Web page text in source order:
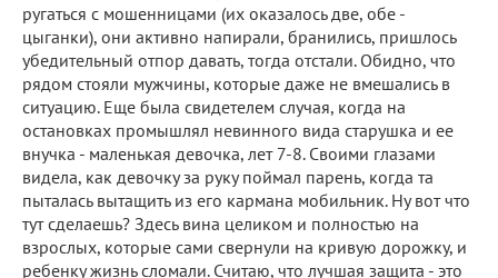
ругаться с мошенницами (их оказалось две, обе -
цыганки), они активно напирали, бранились, пришлось
убедительный отпор давать, тогда отстали. Обидно, что
рядом стояли мужчины, которые даже не вмешались в
ситуацию. Еще была свидетелем случая, когда на
остановках промышлял невинного вида старушка и ее
внучка - маленькая девочка, лет 7-8. Своими глазами
видела, как девочку за руку поймал парень, когда та
пыталась вытащить из его кармана мобильник. Ну вот что
тут сделаешь? Здесь вина целиком и полностью на
взрослых, которые сами свернули на кривую дорожку, и
ребенку жизнь сломали. Считаю, что лучшая защита - это